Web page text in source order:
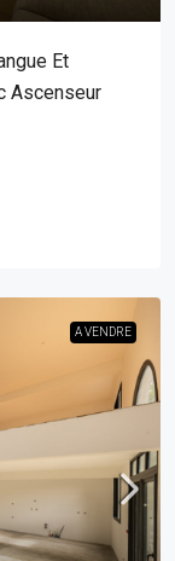
Et
Ascenseur
A VENDRE